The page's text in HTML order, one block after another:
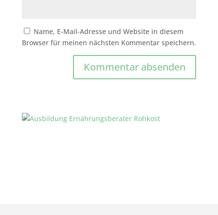
Name, E-Mail-Adresse und Website in diesem
Browser für meinen nächsten Kommentar speichern.